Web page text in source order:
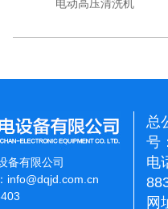
电动高压清洗机
备有限公司
info@dqjd.com.cn
总
号
电
网